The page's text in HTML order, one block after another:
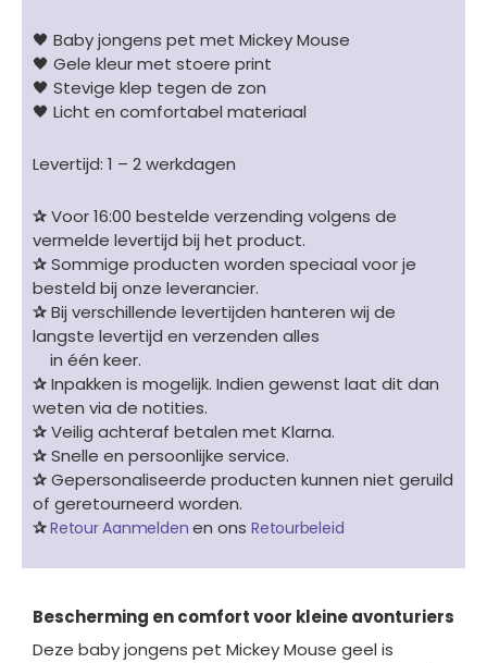
🖤 Baby jongens pet met Mickey Mouse
🖤 Gele kleur met stoere print
🖤 Stevige klep tegen de zon
🖤 Licht en comfortabel materiaal
Levertijd: 1 – 2 werkdagen
✰Voor 16:00 bestelde verzending volgens de
vermelde levertijd bij het product.
✰Sommige producten worden speciaal voor je
besteld bij onze leverancier.
✰Bij verschillende levertijden hanteren wij de
langste levertijd en verzenden alles
in één keer.
✰Inpakken is mogelijk. Indien gewenst laat dit dan
weten via de notities.
✰Veilig achteraf betalen met Klarna.
✰Snelle en persoonlijke service.
✰Gepersonaliseerde producten kunnen niet geruild
of geretourneerd worden.
✰Retour Aanmelden en ons Retourbeleid
Bescherming en comfort voor kleine avonturiers
Deze baby jongens pet Mickey Mouse geel is